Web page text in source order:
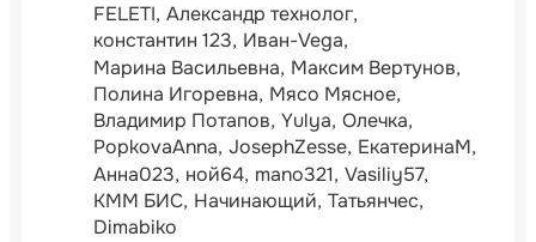
FELETI Александр технолог
константин 123 Иван-Vega
Марина Васильевна Максим Вертунов
Полина Игоревна Мясо Мясное
Владимир Потапов Yulya Олечка
PopkovaAnna JosephZesse ЕкатеринаМ
Анна023 ной64 mano321 Vasiliy57
КММ БИС Начинающий Татьянчес
Dimabiko